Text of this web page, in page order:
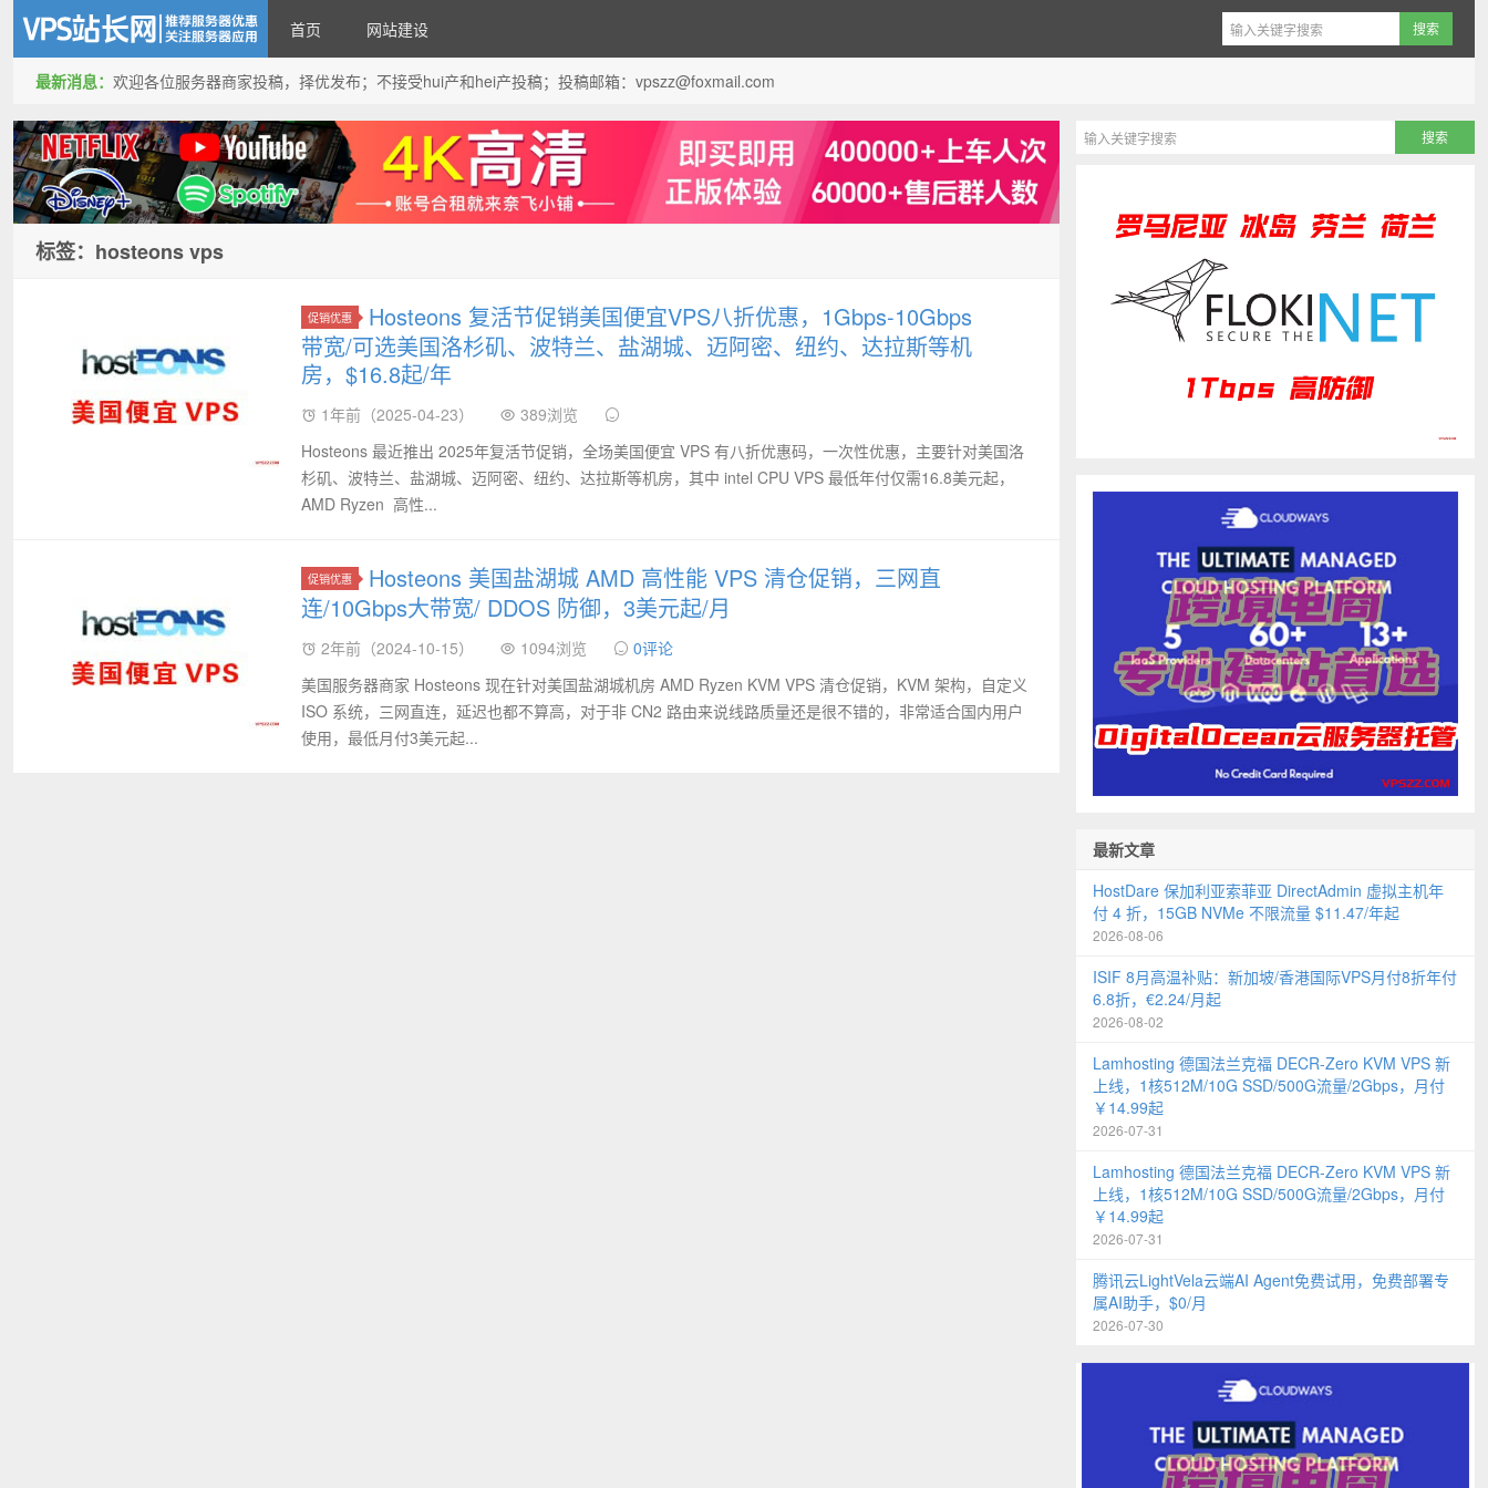
VPS站长网
首页 网站建设
最新消息： 欢迎各位服务器商家投稿，择优发布；不接受hui产和hei产投稿；投稿邮箱：vpszz@foxmail.com
标签：hosteons vps
促销优惠
Hosteons 复活节促销美国便宜VPS八折优惠，1Gbps-10Gbps
带宽/可选美国洛杉矶、波特兰、盐湖城、迈阿密、纽约、达拉斯等机
房，$16.8起/年
1年前（2025-04-23）
389浏览
Hosteons 最近推出 2025年复活节促销，全场美国便宜 VPS 有八折优惠码，一次性优惠，主要针对美国洛
杉矶、波特兰、盐湖城、迈阿密、纽约、达拉斯等机房，其中 intel CPU VPS 最低年付仅需16.8美元起，
AMD Ryzen 高性...
促销优惠
Hosteons 美国盐湖城 AMD 高性能 VPS 清仓促销，三网直
连/10Gbps大带宽/ DDOS 防御，3美元起/月
2年前（2024-10-15） 1094浏览
0评论
美国服务器商家 Hosteons 现在针对美国盐湖城机房 AMD Ryzen KVM VPS 清仓促销，KVM 架构，自定义
ISO 系统，三网直连，延迟也都不算高，对于非 CN2 路由来说线路质量还是很不错的，非常适合国内用户
使用，最低月付3美元起...
最新文章
HostDare 保加利亚索菲亚 DirectAdmin 虚拟主机年
付 4 折，15GB NVMe 不限流量 $11.47/年起
2026-08-06
ISIF 8月高温补贴：新加坡/香港国际VPS月付8折年付
6.8折，€2.24/月起
2026-08-02
Lamhosting 德国法兰克福 DECR-Zero KVM VPS 新
上线，1核512M/10G SSD/500G流量/2Gbps，月付
￥14.99起
2026-07-31
Lamhosting 德国法兰克福 DECR-Zero KVM VPS 新
上线，1核512M/10G SSD/500G流量/2Gbps，月付
￥14.99起
2026-07-31
腾讯云LightVela云端AI Agent免费试用，免费部署专
属AI助手，$0/月
2026-07-30